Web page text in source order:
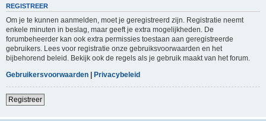
REGISTREER
Om je te kunnen aanmelden, moet je geregistreerd zijn. Registratie neemt
enkele minuten in beslag, maar geeft je extra mogelijkheden. De
forumbeheerder kan ook extra permissies toestaan aan geregistreerde
gebruikers. Lees voor registratie onze gebruiksvoorwaarden en het
bijbehorend beleid. Bekijk ook de regels als je gebruik maakt van het forum.
Gebruikersvoorwaarden | Privacybeleid
Registreer